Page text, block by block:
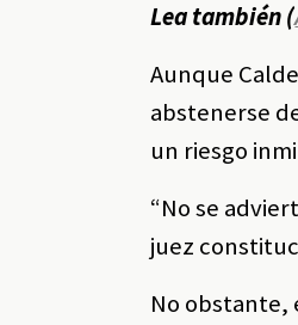
Lea también (
Aunque
abstenerse
un riesgo
“No se
juez
No obstante,